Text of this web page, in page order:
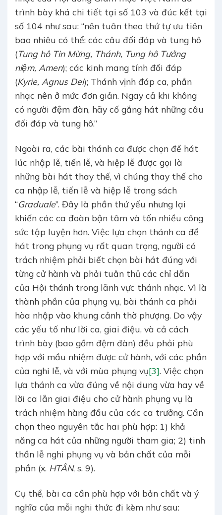
trình bày khá chi tiết tại số 103 và đúc kết tại
số 104 như sau: “nên tuân theo thứ tự ưu tiên
bao nhiêu có thể: các câu đối đáp và tung hô
(Tung hô Tin Mừng, Thánh, Tung hô Tưởng
niệm, Amen); các kinh mang tính đối đáp
(Kyrie, Agnus Dei); Thánh vịnh đáp ca, phần
nhạc nên ở mức đơn giản. Ngay cả khi không
có người đệm đàn, hãy cố gắng hát những câu
đối đáp và tung hô.”
Ngoài ra, các bài thánh ca được chọn để hát
lúc nhập lễ, tiến lễ, và hiệp lễ được gọi là
những bài hát thay thế, vì chúng thay thế cho
ca nhập lễ, tiến lễ và hiệp lễ trong sách
“Graduale”. Đây là phần thứ yếu nhưng lại
khiến các ca đoàn bận tâm và tốn nhiều công
sức tập luyện hơn. Việc lựa chọn thánh ca để
hát trong phụng vụ rất quan trọng, người có
trách nhiệm phải biết chọn bài hát đúng với
từng cử hành và phải tuân thủ các chỉ dẫn
của Hội thánh trong lãnh vực thánh nhạc. Vì là
thành phần của phụng vụ, bài thánh ca phải
hòa nhập vào khung cảnh thờ phượng. Do vậy
các yếu tố như lời ca, giai điệu, và cả cách
trình bày (bao gồm đệm đàn) đều phải phù
hợp với mầu nhiệm được cử hành, với các phần
của nghi lễ, và với mùa phụng vụ[3]. Việc chọn
lựa thánh ca vừa đúng về nội dung vừa hay về
lời ca lẫn giai điệu cho cử hành phụng vụ là
trách nhiệm hàng đầu của các ca trưởng. Cần
chọn theo nguyên tắc hai phù hợp: 1) khả
năng ca hát của những người tham gia; 2) tinh
thần lễ nghi phụng vụ và bản chất của mỗi
phần (x. HTÂN, s. 9).
Cụ thể, bài ca cần phù hợp với bản chất và ý
nghĩa của mỗi nghi thức đi kèm như sau: